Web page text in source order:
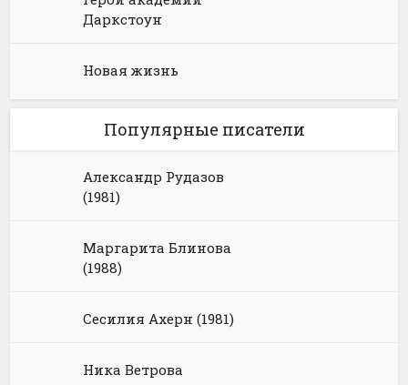
Даркстоун
Новая жизнь
Популярные писатели
Александр Рудазов
(1981)
Маргарита Блинова
(1988)
Сесилия Ахерн (1981)
Ника Ветрова